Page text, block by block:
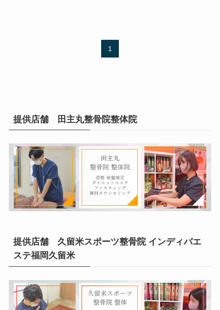
1
提供店舗 田主丸整骨院整体院
提供店舗 久留米スポーツ整骨院 インディバエ
ステ福岡久留米